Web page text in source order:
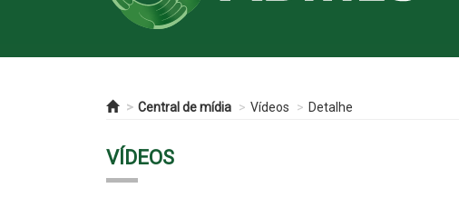
Central de mídia Vídeos Detalhe
VÍDEOS